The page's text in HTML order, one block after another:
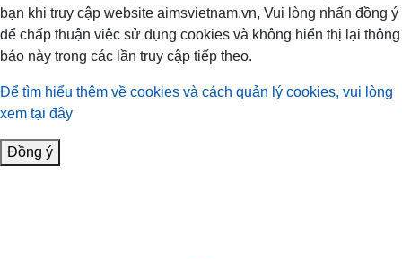
bạn khi truy cập website aimsvietnam.vn, Vui lòng nhấn đồng ý
để chấp thuận việc sử dụng cookies và không hiển thị lại thông
báo này trong các lần truy cập tiếp theo.
Để tìm hiểu thêm về cookies và cách quản lý cookies, vui lòng
xem tại đây
Đồng ý